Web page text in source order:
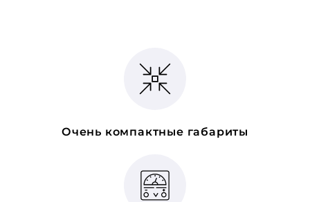
Очень компактные габариты